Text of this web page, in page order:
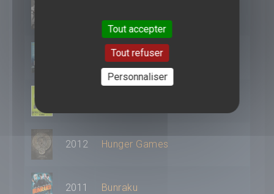
Rampart
2012 Hunger Games
2011 Bunraku
Tout accepter
Tout refuser
Personnaliser